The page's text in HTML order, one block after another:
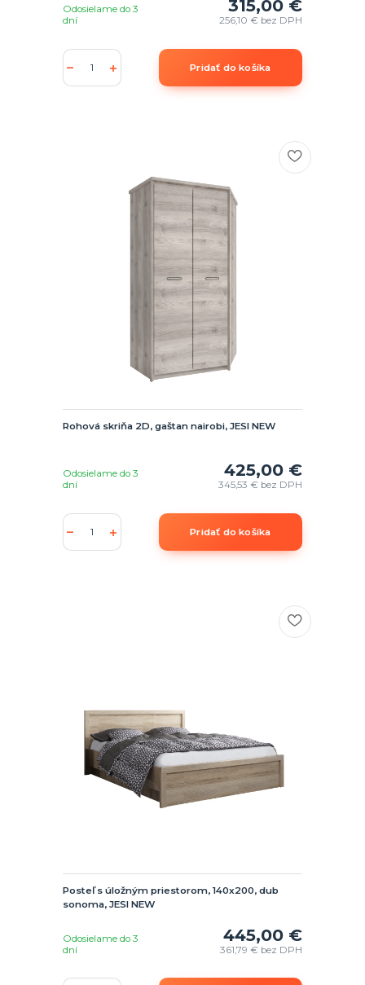
315,00 €
256,10 € bez DPH
Odosielame do 3
dní
Pridať do košíka
Rohová skriňa 2D, gaštan nairobi, JESI NEW
425,00 €
345,53 € bez DPH
Odosielame do 3
dní
Pridať do košíka
Posteľ s úložným priestorom, 140x200, dub
sonoma, JESI NEW
445,00 €
361,79 € bez DPH
Odosielame do 3
dní